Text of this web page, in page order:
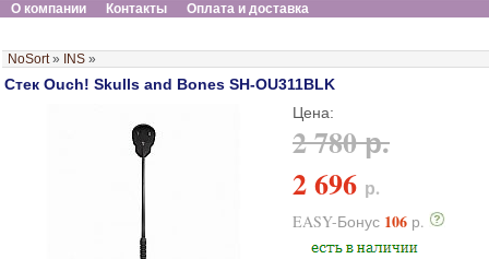
О компании
Контакты Оплата и доставка
NoSort» INS »
Стек Ouch! Skulls and Bones SH-OU311BLK
Цена:
2 780 р.
2 696 р.
EASY-Бонус 106 р.